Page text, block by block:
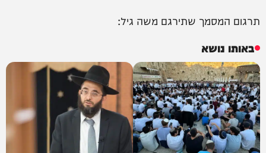
תרגום המסמך שתירגם משה גיל:
באותו נושא